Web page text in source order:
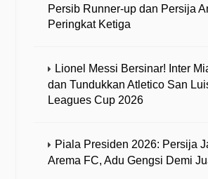
Persib Runner-up dan Persija
Peringkat Ketiga
Lionel Messi Bersinar! Inter
dan Tundukkan Atletico San
Leagues Cup 2026
Piala Presiden 2026: Persija
Arema FC, Adu Gengsi Demi